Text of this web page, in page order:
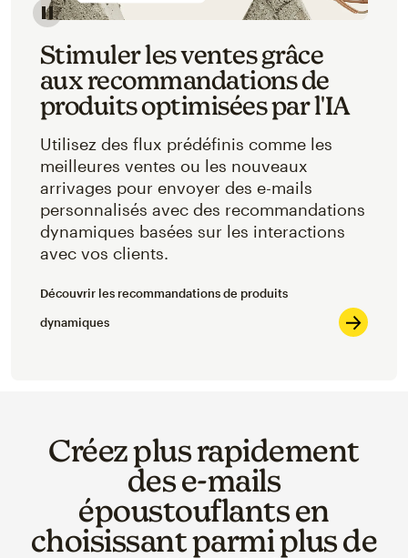
Stimuler les ventes grâce
aux recommandations de
produits optimisées par l'IA
Utilisez des flux prédéfinis comme les
meilleures ventes ou les nouveaux
arrivages pour envoyer des e-mails
personnalisés avec des recommandations
dynamiques basées sur les interactions
avec vos clients.
Découvrir les recommandations de produits
dynamiques
Créez plus rapidement
des e-mails
époustouflants en
choisissant parmi plus de